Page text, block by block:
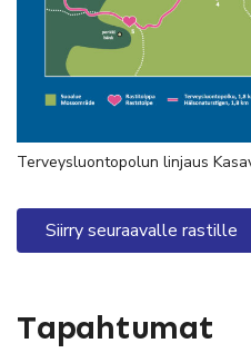
Terveysluontopolun linjaus
Siirry seuraavalle rastille
Tapahtumat